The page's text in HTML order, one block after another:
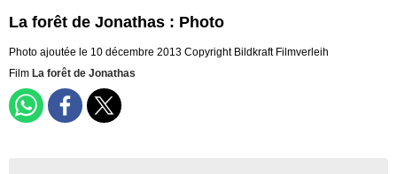
La forêt de Jonathas : Photo
Photo ajoutée le 10 décembre 2013 Copyright Bildkraft Filmverleih
Film La forêt de Jonathas